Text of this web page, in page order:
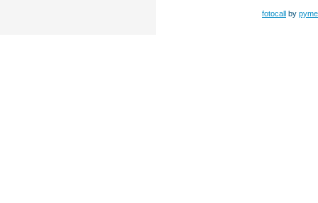
fotocall by